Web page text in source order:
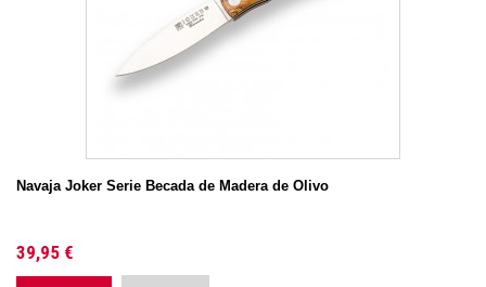
Navaja Joker Serie Becada de Madera de Olivo
39,95 €